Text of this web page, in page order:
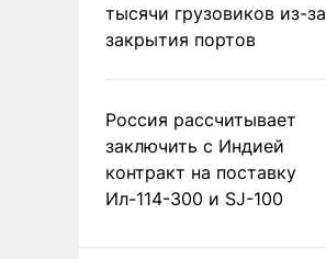
тысячи грузовиков из-за
закрытия портов
Россия рассчитывает
заключить с Индией
контракт на поставку
Ил-114-300 и SJ-100